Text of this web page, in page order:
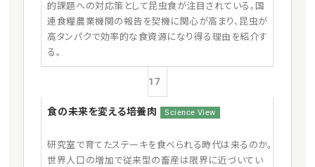
的課題への対応策として昆虫食が注目されている。国
連食糧農業機関の報告を契機に関心が高まり、昆虫が
高タンパクで効率的な食資源になり得る理由を紹介す
る。
17
食の未来を変える培養肉 Science View
研究室で育てたステーキを食べられる時代は来るのか。
世界人口の増加で従来型の畜産は限界に近づいてい